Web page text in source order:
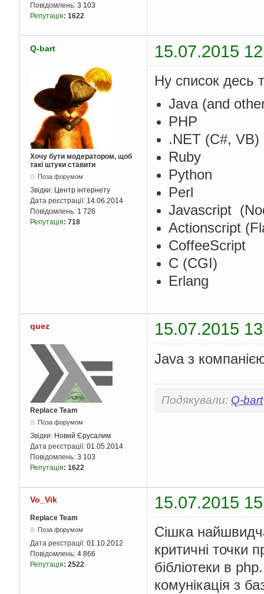
Повідомлень: 3 103
Репутація: 1622
Q-bart 15.07.2015
Хочу бути модератором, щоб
такі штуки ставити
Поза форумом
Звідки: Центр інтернету
Дата реєстрації: 14.06.2014
Повідомлень: 1 726
Репутація: 718
Ну список десь
Java (and
PHP
.NET (C#, VB)
Ruby
Python
Perl
Javascript
Actionscript
CoffeeScript
C (CGI)
Erlang
quez 15.07.2015
Replace Team
Поза форумом
Звідки: Новий Єрусалим
Дата реєстрації: 01.05.2014
Повідомлень: 3 103
Репутація: 1622
Java з
Подякували: Q-bart
Vo_Vik 15.07.2015
Replace Team
Поза форумом
Дата реєстрації: 01.10.2012
Повідомлень: 4 866
Репутація: 2522
Сішка
критичні точки
бібліотеки в
комунікація з